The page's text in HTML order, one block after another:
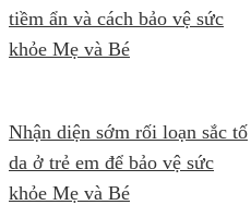
tiềm ẩn và cách bảo vệ sức
khỏe Mẹ và Bé
Nhận diện sớm rối loạn sắc tố
da ở trẻ em để bảo vệ sức
khỏe Mẹ và Bé